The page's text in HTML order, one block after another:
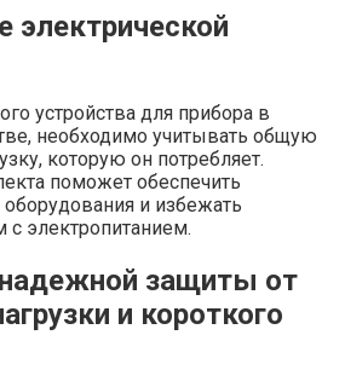
электрической
устройства для прибора в
необходимо учитывать общую
которую он потребляет.
поможет обеспечить
и избежать
электропитанием.
защиты от
и короткого